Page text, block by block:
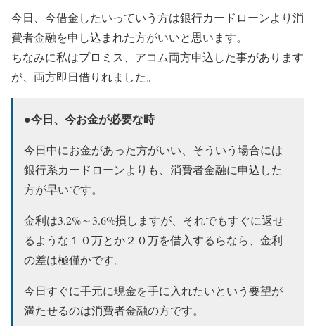
今日、今借金したいっていう方は銀行カードローンより消
費者金融を申し込まれた方がいいと思います。
ちなみに私はプロミス、アコム両方申込した事があります
が、両方即日借りれました。
●今日、今お金が必要な時
今日中にお金があった方がいい、そういう場合には
銀行系カードローンよりも、消費者金融に申込した
方が早いです。
金利は3.2%～3.6%損しますが、それでもすぐに返せ
るような１０万とか２０万を借入するらなら、金利
の差は極僅かです。
今日すぐに手元に現金を手に入れたいという要望が
満たせるのは消費者金融の方です。